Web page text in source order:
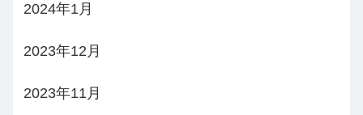
2024年1月
2023年12月
2023年11月